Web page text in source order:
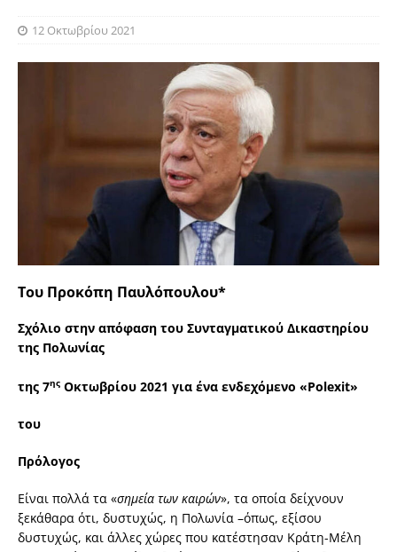
12 Οκτωβρίου 2021
Του Προκόπη Παυλόπουλου*
Σχόλιο στην απόφαση του Συνταγματικού Δικαστηρίου
της Πολωνίας
της 7ης Οκτωβρίου 2021 για ένα ενδεχόμενο «Polexit»
του
Πρόλογος
Είναι πολλά τα «σημεία των καιρών», τα οποία δείχνουν
ξεκάθαρα ότι, δυστυχώς, η Πολωνία –όπως, εξίσου
δυστυχώς, και άλλες χώρες που κατέστησαν Κράτη-Μέλη